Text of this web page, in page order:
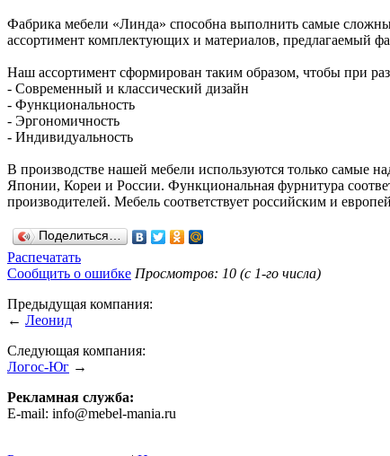
Фабрика мебели «Линда» способна выполнить самые
ассортимент комплектующих и материалов, предлагаемый
Наш ассортимент сформирован таким образом, чтобы при
- Современный и классический дизайн
- Функциональность
- Эргономичность
- Индивидуальность
В производстве нашей мебели используются только самые
Японии, Кореи и России. Функциональная фурнитура
производителей. Мебель соответствует российским и
Поделиться…
Распечатать
Сообщить о ошибке Просмотров: 10 (с 1-го числа)
Предыдущая компания:
← Леонид
Следующая компания:
Логос-Юг →
Рекламная служба:
E-mail: info@mebel-mania.ru